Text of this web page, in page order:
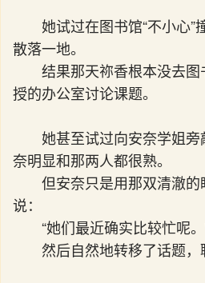
她试过在图书馆“不小心
散落一地。
结果那天祢香根本没去
授的办公室讨论课题。
她甚至试过向安奈学姐
奈明显和那两人都很熟。
但安奈只是用那双清澈
说：
“她们最近确实比较忙呢
然后自然地转移了话题，